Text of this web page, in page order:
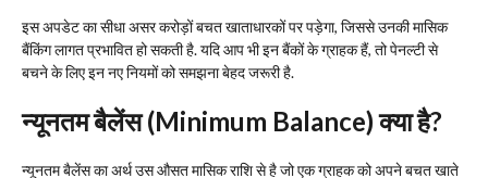
​इस अपडेट का सीधा असर करोड़ों बचत खाताधारकों पर पड़ेगा, जिससे उनकी मासिक
बैंकिंग लागत प्रभावित हो सकती है. यदि आप भी इन बैंकों के ग्राहक हैं, तो पेनल्टी से
बचने के लिए इन नए नियमों को समझना बेहद जरूरी है.
न्यूनतम बैलेंस (Minimum Balance) क्या है?
​न्यूनतम बैलेंस का अर्थ उस औसत मासिक राशि से है जो एक ग्राहक को अपने बचत खाते